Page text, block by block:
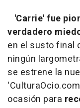
'Carrie' fue
verdadero
en el susto final
ningún
se estrene la
ocasión para